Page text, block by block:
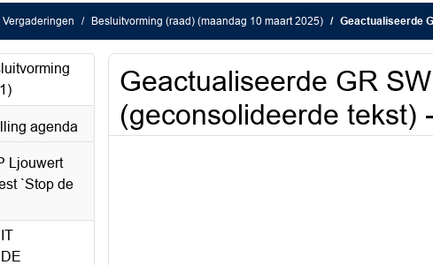
Vergaderingen Besluitvorming (raad) (maandag 10 maart 2025) Geactualiseerde
agenda
Ljouwert
`Stop de
Geactualiseerde GR
(geconsolideerde tekst)